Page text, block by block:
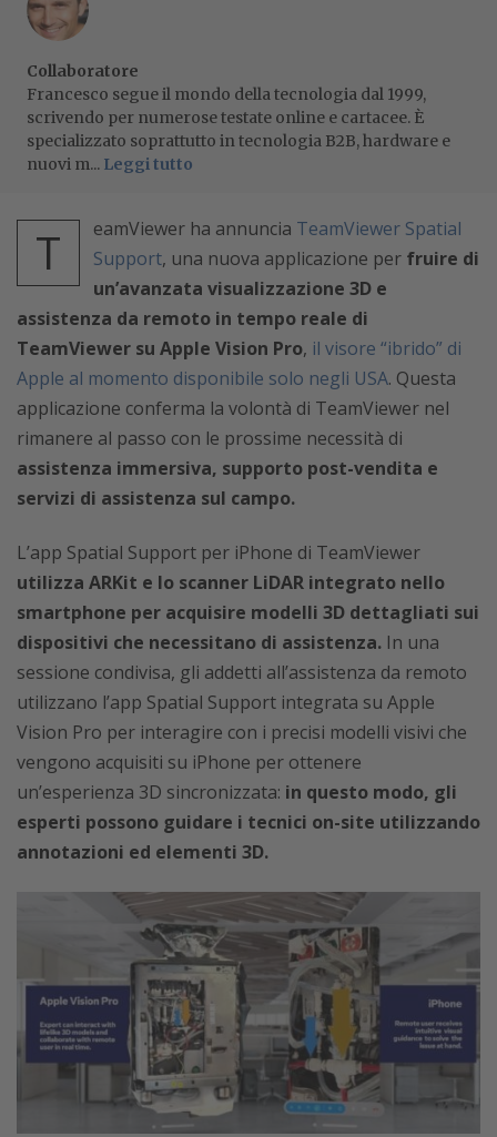
Collaboratore
Francesco segue il mondo della tecnologia dal 1999,
scrivendo per numerose testate online e cartacee. È
specializzato soprattutto in tecnologia B2B, hardware e
nuovi m... Leggi tutto
T eamViewer ha annuncia TeamViewer Spatial
Support, una nuova applicazione per fruire di
un’avanzata visualizzazione 3D e
assistenza da remoto in tempo reale di
TeamViewer su Apple Vision Pro, il visore “ibrido” di
Apple al momento disponibile solo negli USA. Questa
applicazione conferma la volontà di TeamViewer nel
rimanere al passo con le prossime necessità di
assistenza immersiva, supporto post-vendita e
servizi di assistenza sul campo.
L’app Spatial Support per iPhone di TeamViewer
utilizza ARKit e lo scanner LiDAR integrato nello
smartphone per acquisire modelli 3D dettagliati sui
dispositivi che necessitano di assistenza. In una
sessione condivisa, gli addetti all’assistenza da remoto
utilizzano l’app Spatial Support integrata su Apple
Vision Pro per interagire con i precisi modelli visivi che
vengono acquisiti su iPhone per ottenere
un’esperienza 3D sincronizzata: in questo modo, gli
esperti possono guidare i tecnici on-site utilizzando
annotazioni ed elementi 3D.